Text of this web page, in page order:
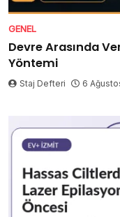
GENEL
Devre Arasında
Yöntemi
Staj Defteri 6